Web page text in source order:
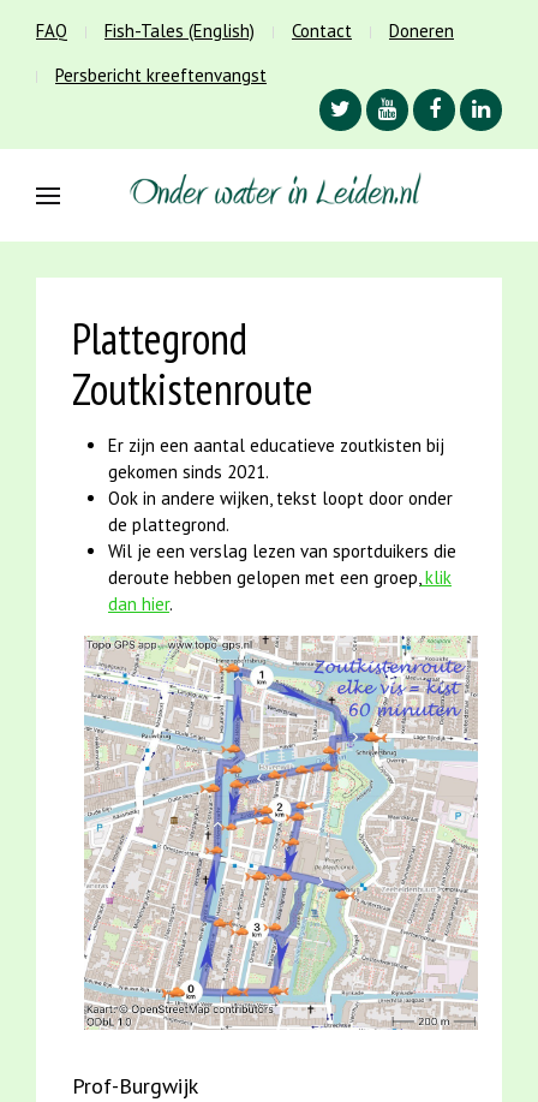
FAQ Fish-Tales (English) Contact
Doneren
Persbericht kreeftenvangst
Plattegrond
Zoutkistenroute
Er zijn een aantal educatieve zoutkisten bij
gekomen sinds 2021.
Ook in andere wijken, tekst loopt door onder
de plattegrond.
Wil je een verslag lezen van sportduikers die
deroute hebben gelopen met een groep,klik
dan hier.
Prof-Burgwijk